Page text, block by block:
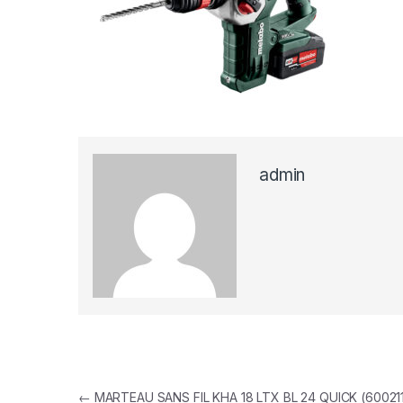
admin
← MARTEAU SANS FIL KHA 18 LTX BL 24 QUICK